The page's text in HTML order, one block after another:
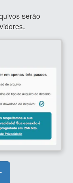
serão